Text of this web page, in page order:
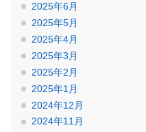
2025年6月
2025年5月
2025年4月
2025年3月
2025年2月
2025年1月
2024年12月
2024年11月